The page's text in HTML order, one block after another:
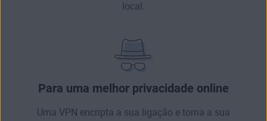
local.
Para uma melhor privacidade online
Uma VPN encripta a sua ligação e torna a sua